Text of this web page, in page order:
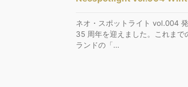
ネオ・スポットライト vol.004
35 周年を迎えました。これま
ランドの「…